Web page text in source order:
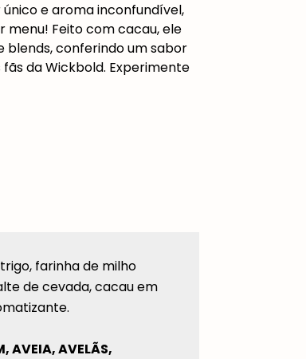
e aroma inconfundível,
menu! Feitocom cacau, ele
blends, conferindo um sabor
da Wickbold. Experimente
farinha de milho
de cevada, cacau em
AVEIA, AVELÃS,